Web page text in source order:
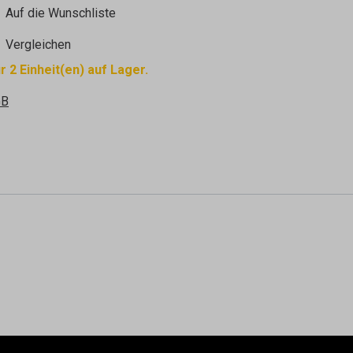
Auf die Wunschliste
Vergleichen
2 Einheit(en) auf Lager.